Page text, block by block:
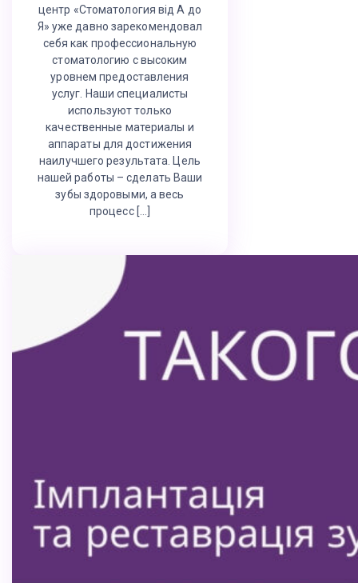
центр «Стоматология від А до
Я» уже давно зарекомендовал
себя как профессиональную
стоматологию с высоким
уровнем предоставления
услуг. Наши специалисты
используют только
качественные материалы и
аппараты для достижения
наилучшего результата. Цель
нашей работы – сделать Ваши
зубы здоровыми, а весь
процесс […]